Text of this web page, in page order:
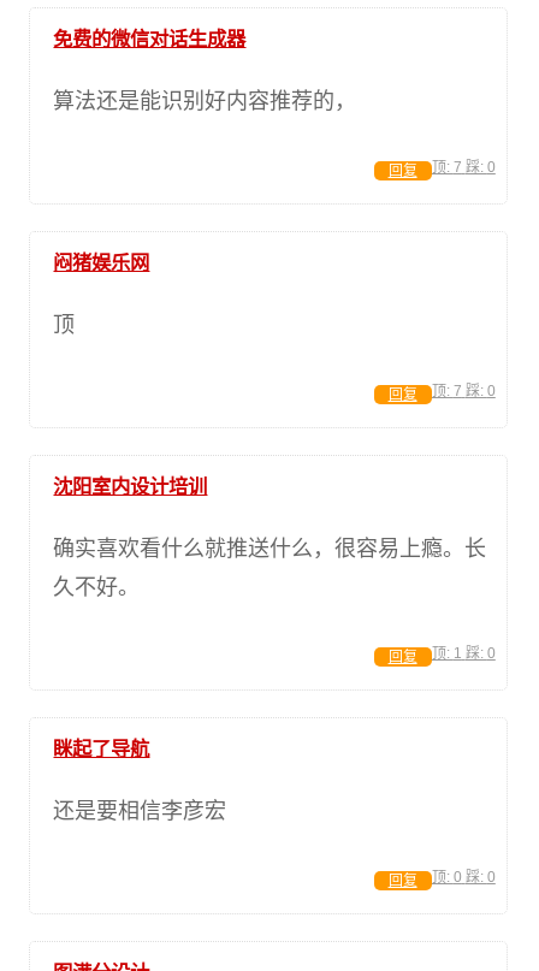
免费的微信对话生成器
算法还是能识别好内容推荐的，
顶: 7 踩: 0
回复
闷猪娱乐网
顶
顶: 7 踩: 0
回复
沈阳室内设计培训
确实喜欢看什么就推送什么，很容易上瘾。长
久不好。
顶: 1 踩: 0
回复
眯起了导航
还是要相信李彦宏
顶: 0 踩: 0
回复